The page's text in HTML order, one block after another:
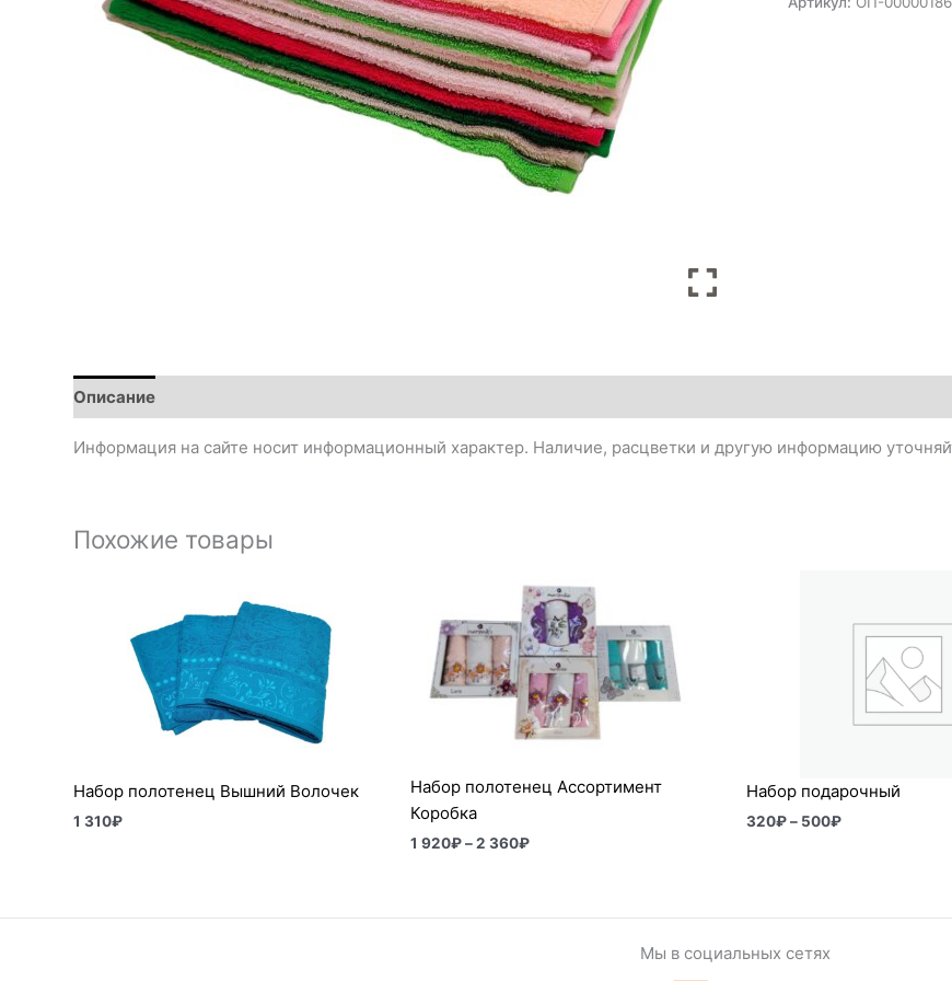
Описание
Информация на сайте носит информационный характер. Наличие, расцветки и другую информацию
Похожие товары
Набор полотенец Вышний Волочек
1 310₽
Набор полотенец Ассортимент
Коробка
1 920₽ – 2 360₽
цен:
1
920₽
–
2
360₽
Набор подарочный
320₽– 500₽
Мы в социальных сетях